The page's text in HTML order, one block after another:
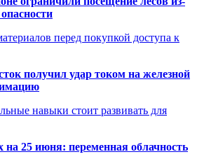
перед покупкой доступа к
получил удар током на железной
навыки стоит развивать для
на 25 июня: переменная облачность